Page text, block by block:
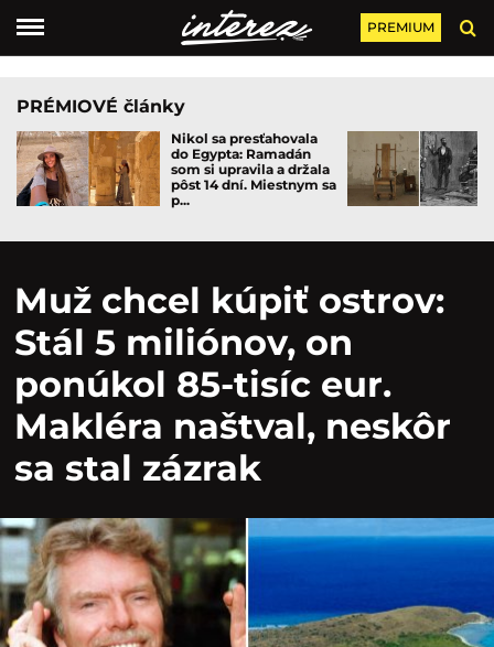
PREMIUM
PRÉMIOVÉ články
Nikol sa presťahovala
do Egypta: Ramadán
som si upravila a držala
pôst 14 dní. Miestnym sa
p...
Muž chcel kúpiť ostrov:
Stál 5 miliónov, on
ponúkol 85-tisíc eur.
Makléra naštval, neskôr
sa stal zázrak